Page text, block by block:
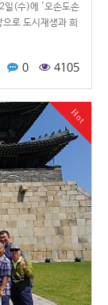
일(수)에 '오손도손
로 도시재생과 희
0 4105
Hot